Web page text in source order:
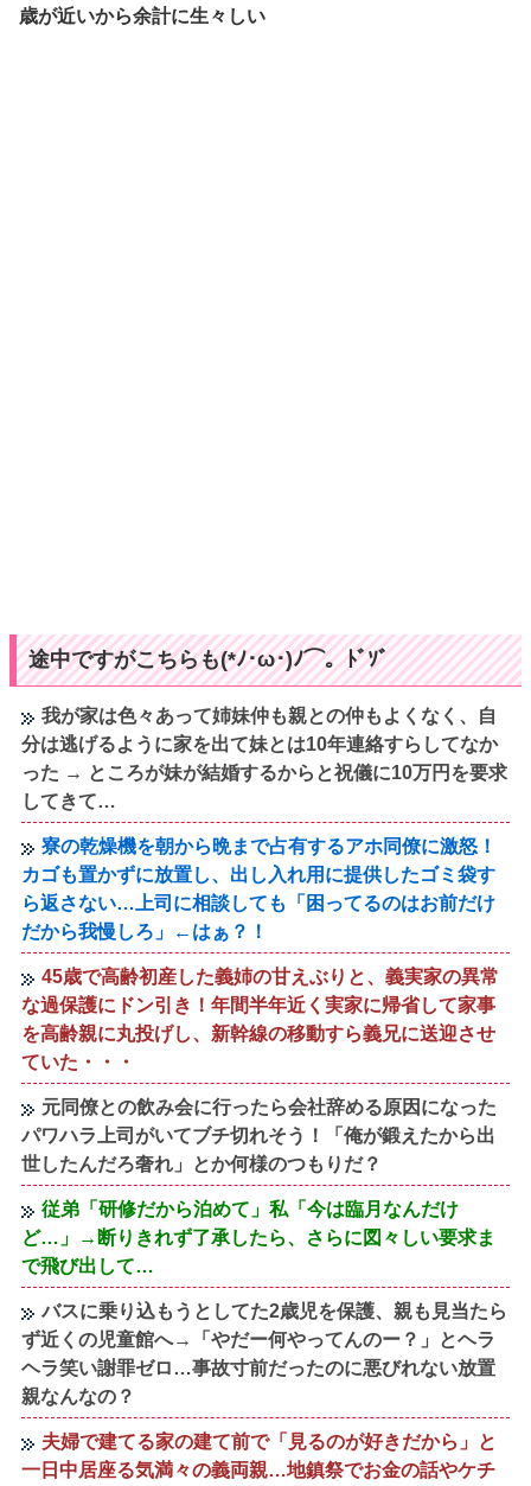
歳が近いから余計に生々しい
途中ですがこちらも(*ﾉ･ω･)ﾉ⌒。ﾄﾞｿﾞ
我が家は色々あって姉妹仲も親との仲もよくなく、自
分は逃げるように家を出て妹とは10年連絡すらしてなか
った → ところが妹が結婚するからと祝儀に10万円を要求
してきて…
寮の乾燥機を朝から晩まで占有するアホ同僚に激怒！
カゴも置かずに放置し、出し入れ用に提供したゴミ袋す
ら返さない…上司に相談しても「困ってるのはお前だけ
だから我慢しろ」←はぁ？！
45歳で高齢初産した義姉の甘えぶりと、義実家の異常
な過保護にドン引き！年間半年近く実家に帰省して家事
を高齢親に丸投げし、新幹線の移動すら義兄に送迎させ
ていた・・・
元同僚との飲み会に行ったら会社辞める原因になった
パワハラ上司がいてブチ切れそう！「俺が鍛えたから出
世したんだろ奢れ」とか何様のつもりだ？
従弟「研修だから泊めて」私「今は臨月なんだけ
ど…」→断りきれず了承したら、さらに図々しい要求ま
で飛び出して…
バスに乗り込もうとしてた2歳児を保護、親も見当たら
ず近くの児童館へ→「やだー何やってんのー？」とヘラ
ヘラ笑い謝罪ゼロ…事故寸前だったのに悪びれない放置
親なんなの？
夫婦で建てる家の建て前で「見るのが好きだから」と
一日中居座る気満々の義両親…地鎮祭でお金の話やケチ